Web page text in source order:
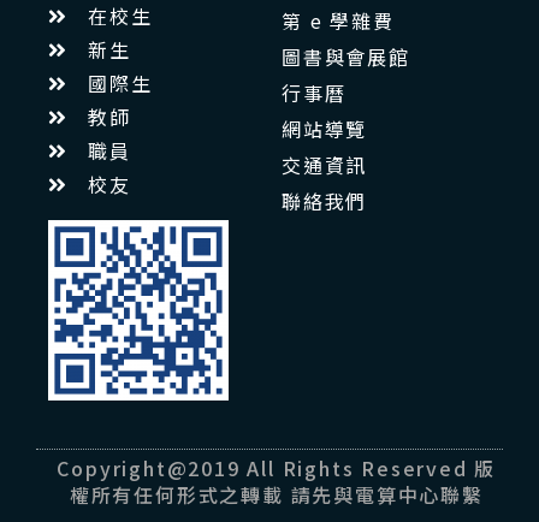
在校生
新生
國際生
教師
職員
校友
第 e 學雜費
圖書與會展館
行事曆
網站導覽
交通資訊
聯絡我們
Copyright@2019 All Rights Reserved 版
權所有任何形式之轉載 請先與電算中心聯繫